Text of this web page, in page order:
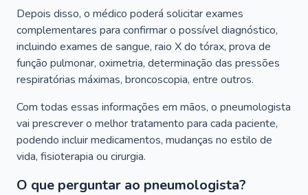
Depois disso, o médico poderá solicitar exames
complementares para confirmar o possível diagnóstico,
incluindo exames de sangue, raio X do tórax, prova de
função pulmonar, oximetria, determinação das pressões
respiratórias máximas, broncoscopia, entre outros.
Com todas essas informações em mãos, o pneumologista
vai prescrever o melhor tratamento para cada paciente,
podendo incluir medicamentos, mudanças no estilo de
vida, fisioterapia ou cirurgia.
O que perguntar ao pneumologista?